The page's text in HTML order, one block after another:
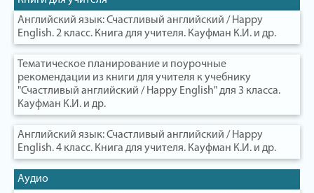
Английский язык: Счастливый английский / Happy
English. 2 класс. Книга для учителя. Кауфман К.И. и др.
Тематическое планирование и поурочные
рекомендации из книги для учителя к учебнику
"Счастливый английский / Happy English" для 3 класса.
Кауфман К.И. и др.
Английский язык: Счастливый английский / Happy
English. 4 класс. Книга для учителя. Кауфман К.И. и др.
Аудио